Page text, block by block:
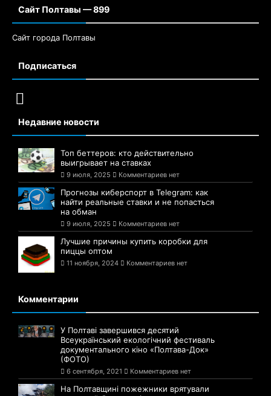
Сайт Полтавы — 899
Сайт города Полтавы
Подписаться
Недавние новости
Топ беттеров: кто действительно
выигрывает на ставках
9 июля, 2025 Комментариев нет
Прогнозы киберспорт в Telegram: как
найти реальные ставки и не попасться
на обман
9 июля, 2025 Комментариев нет
Лучшие причины купить коробки для
пиццы оптом
11 ноября, 2024 Комментариев нет
Комментарии
У Полтаві завершився десятий
Всеукраїнський екологічний фестиваль
документального кіно «Полтава-Док»
(ФОТО)
6 сентября, 2021 Комментариев нет
На Полтавщині пожежники врятували